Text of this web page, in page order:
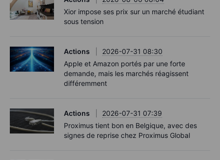
Xior impose ses prix sur un marché étudiant
sous tension
Actions
2026-07-31 08:30
Apple et Amazon portés par une forte
demande, mais les marchés réagissent
différemment
Actions
2026-07-31 07:39
Proximus tient bon en Belgique, avec des
signes de reprise chez Proximus Global